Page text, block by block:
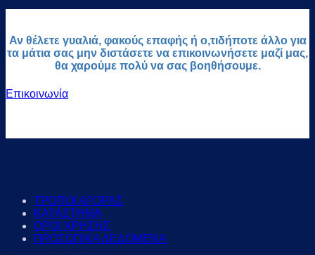
Αν θέλετε γυαλιά, φακούς επαφής ή ο,τιδήποτε άλλο για
τα μάτια σας μην διστάσετε να επικοινωνήσετε μαζί μας,
θα χαρούμε πολύ να σας βοηθήσουμε.
Επικοινωνία
ΤΡΟΠΟΙ ΑΓΟΡΑΣ
ΚΑΤΑΣΤΗΜΑ
ΟΡΟΙ ΧΡΗΣΗΣ
ΠΡΟΣΩΠΙΚΑ ΔΕΔΟΜΕΝΑ